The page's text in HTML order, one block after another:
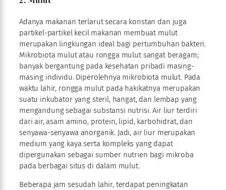
Adanya makanan terlarut secara konstan dan juga
partikel-partikel kecil makanan membuat mulut
merupakan lingkungan ideal bagi pertumbuhan bakteri.
Mikrobiota mulut atau rongga mulut sangat beragam;
banyak bergantung pada kesehatan pribadi masing-
masing individu. Diperolehnya mikrobiota mulut. Pada
waktu lahir, rongga mulut pada hakikatnya merupakan
suatu inkubator yang steril, hangat, dan lembap yang
mengandung sebagai substansi nutrisi. Air liur terdiri
dari air, asam amino, protein, lipid, karbohidrat, dan
senyawa-senyawa anorganik. Jadi, air liur merupakan
medium yang kaya serta kompleks yang dapat
dipergunakan sebagai sumber nutrien bagi mikroba
pada berbagai situs di dalam mulut.
Beberapa jam sesudah lahir, terdapat peningkatan